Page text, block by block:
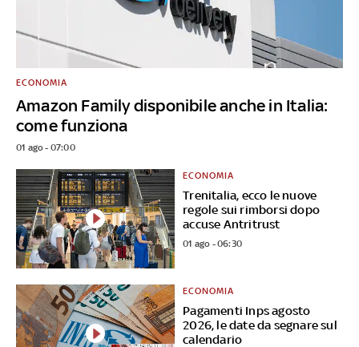
Amazon Family disponibile anche in Italia:
come funziona
ECONOMIA
01 ago - 07:00
Trenitalia, ecco le nuove
regole sui rimborsi dopo
accuse Antritrust
ECONOMIA
01 ago - 06:30
Pagamenti Inps agosto
2026, le date da segnare sul
calendario
ECONOMIA